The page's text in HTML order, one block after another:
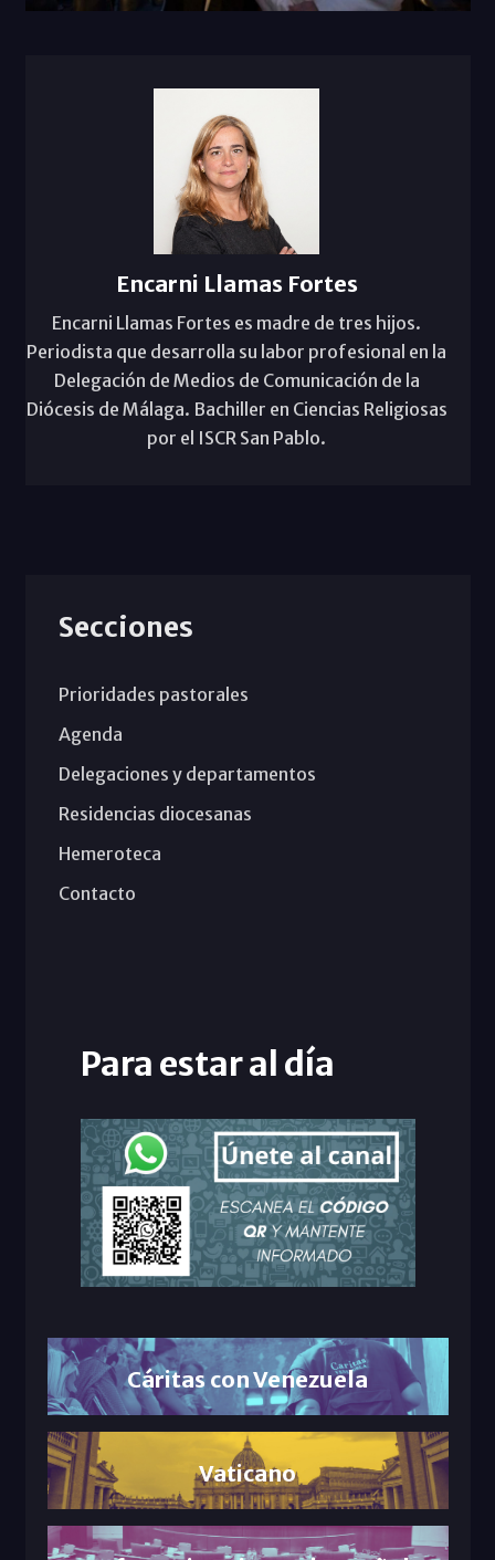
Encarni Llamas Fortes
Encarni Llamas Fortes es madre de tres hijos.
Periodista que desarrolla su labor profesional en la
Delegación de Medios de Comunicación de la
Diócesis de Málaga. Bachiller en Ciencias Religiosas
por el ISCR San Pablo.
Secciones
Prioridades pastorales
Agenda
Delegaciones y departamentos
Residencias diocesanas
Hemeroteca
Contacto
Para estar al día
Cáritas con Venezuela
Vaticano